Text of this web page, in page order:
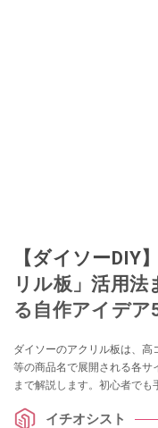
【ダイソーDIY
リル板」活用
る自作アイデア
ダイソーのアクリル板は、高
等の商品名で展開される各サ
まで解説します。初心者でも
イチオシスト